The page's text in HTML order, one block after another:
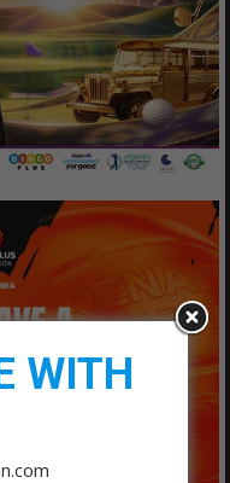
WITH